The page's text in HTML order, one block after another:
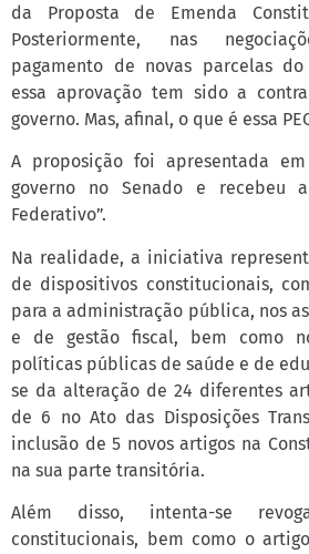
da Proposta de Emenda
Posteriormente, nas
pagamento de novas parcelas
essa aprovação tem sido a
governo. Mas, afinal, o que é essa
A proposição foi apresentada
governo no Senado e recebeu
Federativo”.
Na realidade, a iniciativa
de dispositivos constitucionais,
para a administração pública, nos
e de gestão fiscal, bem como
políticas públicas de saúde e de
se da alteração de 24 diferentes
de 6 no Ato das Disposições
inclusão de 5 novos artigos na
na sua parte transitória.
Além disso, intenta-se
constitucionais, bem como o